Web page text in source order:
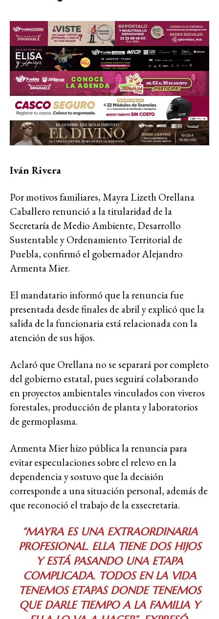
Iván Rivera
Por motivos familiares, Mayra Lizeth Orellana
Caballero renunció a la titularidad de la
Secretaría de Medio Ambiente, Desarrollo
Sustentable y Ordenamiento Territorial de
Puebla, confirmó el gobernador Alejandro
Armenta Mier.
El mandatario informó que la renuncia fue
presentada desde finales de abril y explicó que la
salida de la funcionaria está relacionada con la
atención de sus hijos.
Aclaró que Orellana no se separará por completo
del gobierno estatal, pues seguirá colaborando
en proyectos ambientales vinculados con viveros
forestales, producción de planta y laboratorios
de germoplasma.
Armenta Mier hizo pública la renuncia para
evitar especulaciones sobre el relevo en la
dependencia y sostuvo que la decisión
corresponde a una situación personal, además de
que reconoció el trabajo de la exsecretaria.
“MAYRA ES UNA EXTRAORDINARIA
PROFESIONAL. ELLA TIENE DOS HIJOS
Y ESTÁ PASANDO UNA ETAPA
COMPLICADA. TODOS EN LA VIDA
TENEMOS ETAPAS DONDE TENEMOS
QUE DARLE TIEMPO A LA FAMILIA Y